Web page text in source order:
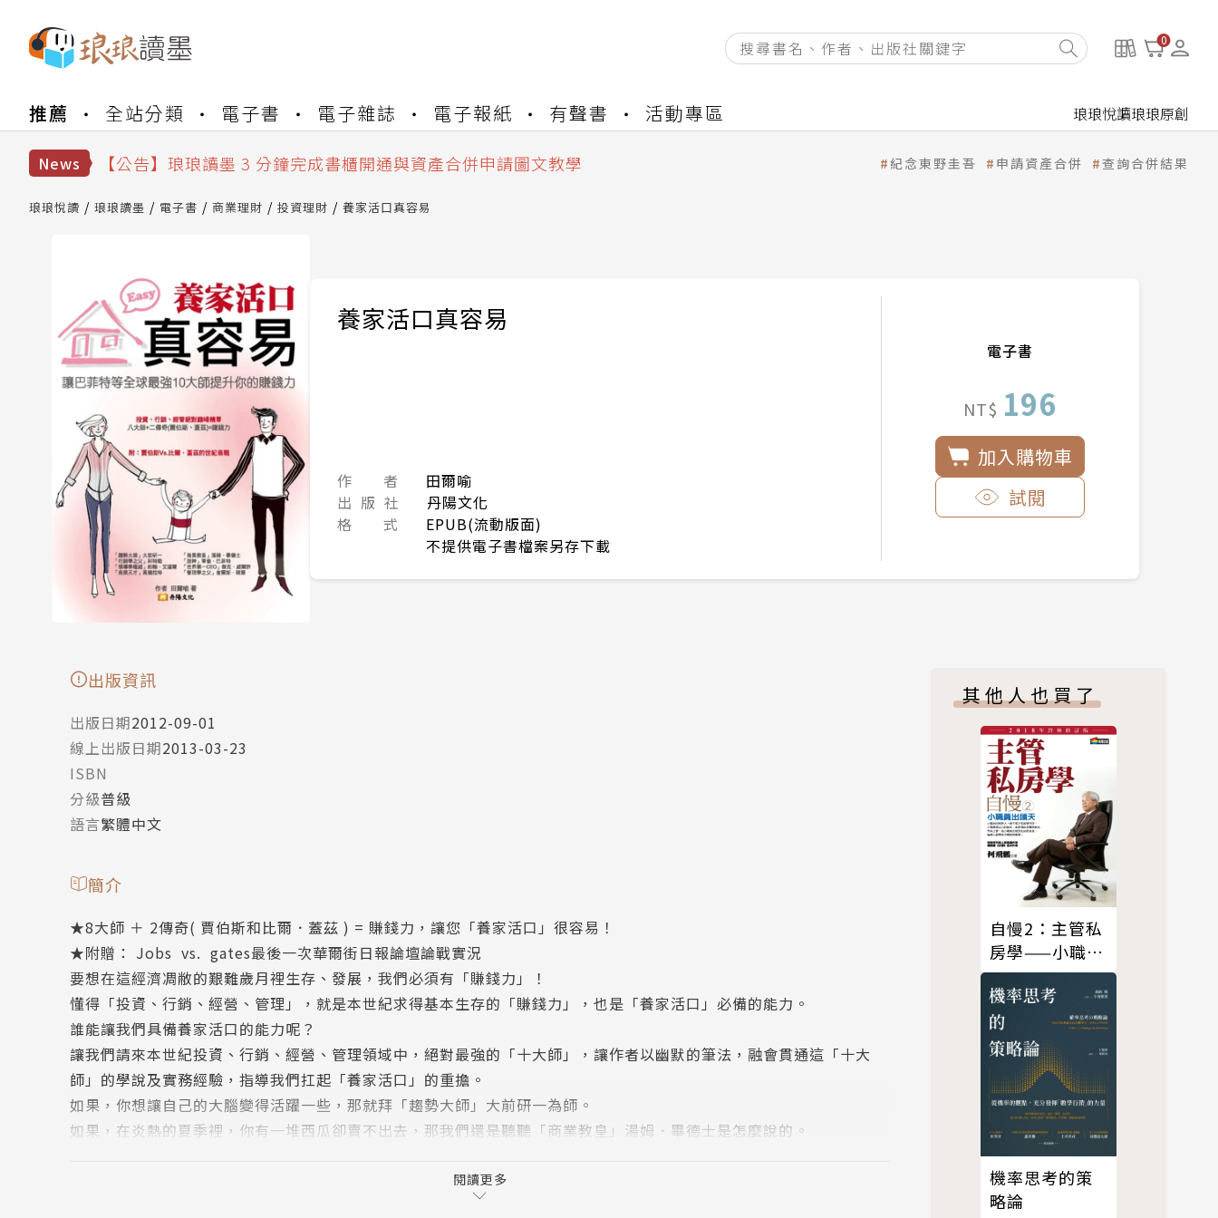
0
推薦 全站分類 電子書 電子雜誌 電子報紙 有聲書 活動專區 琅琅悅讀琅琅原創
News
【公告】琅琅讀墨數位閱讀資產合併與書櫃開通申請
【公告】琅琅讀墨 3 分鐘完成書櫃開通與資產合併申請圖文教學
【公告】琅琅讀墨數位閱讀資產合併與書櫃開通申請
紀念東野圭吾 申請資產合併 查詢合併結果
琅琅悅讀 琅琅讀墨 電子書 商業理財 投資理財 養家活口真容易
養家活口真容易
作 者
田爾喻
出 版 社
丹陽文化
格 式
EPUB(流動版面)
不提供電子書檔案另存下載
電子書
NT$ 196
加入購物車
試閱
出版資訊
出版日期2012-09-01
線上出版日期2013-03-23
ISBN
分級普級
語言繁體中文
簡介
★8大師 ＋ 2傳奇( 賈伯斯和比爾．蓋茲 ) = 賺錢力，讓您「養家活口」很容易！
★附贈： Jobs vs. gates最後一次華爾街日報論壇論戰實況
要想在這經濟凋敝的艱難歲月裡生存、發展，我們必須有「賺錢力」！
懂得「投資、行銷、經營、管理」，就是本世紀求得基本生存的「賺錢力」，也是「養家活口」必備的能力。
誰能讓我們具備養家活口的能力呢？
讓我們請來本世紀投資、行銷、經營、管理領域中，絕對最強的「十大師」，讓作者以幽默的筆法，融會貫通這「十大
師」的學說及實務經驗，指導我們扛起「養家活口」的重擔。
如果，你想讓自己的大腦變得活躍一些，那就拜「趨勢大師」大前研一為師。
如果，在炎熱的夏季裡，你有一堆西瓜卻賣不出去，那我們還是聽聽「商業教皇」湯姆．畢德士是怎麼說的。
如果，在牛市裡，你的股票市值卻在縮水，那麼，我建議你放下每天盯著盤面看的習慣，先學習一下「股神」華倫．巴菲
閱讀更多
其他人也買了
自慢2：主管私
房學——小職員
出頭天(2018年
終極修訂版)
機率思考的策
略論